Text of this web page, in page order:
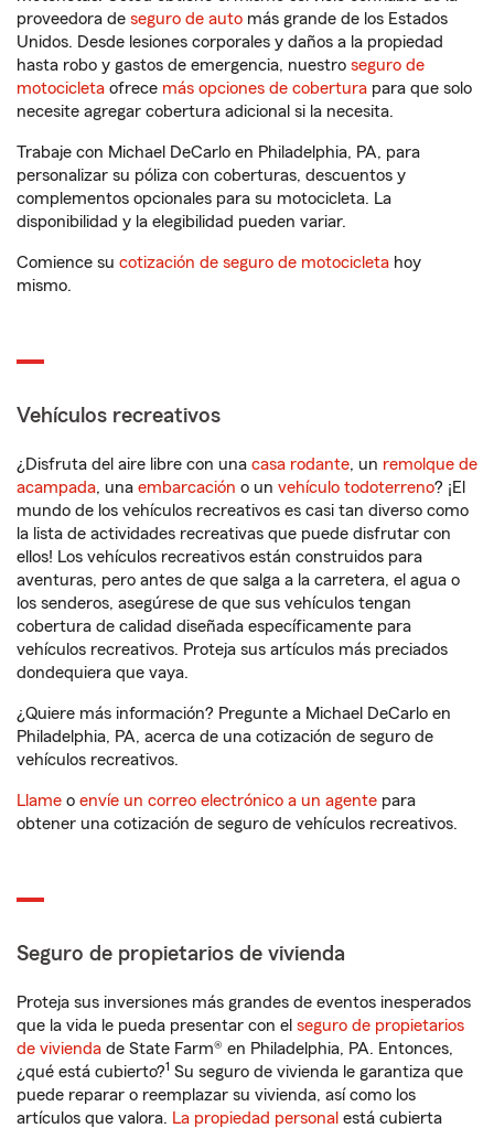
proveedora de seguro de auto más grande de los Estados
Unidos. Desde lesiones corporales y daños a la propiedad
hasta robo y gastos de emergencia, nuestro seguro de
motocicleta ofrece más opciones de cobertura para que solo
necesite agregar cobertura adicional si la necesita.
Trabaje con Michael DeCarlo en Philadelphia, PA, para
personalizar su póliza con coberturas, descuentos y
complementos opcionales para su motocicleta. La
disponibilidad y la elegibilidad pueden variar.
Comience su cotización de seguro de motocicleta hoy
mismo.
Vehículos recreativos
¿Disfruta del aire libre con una casa rodante, un remolque de
acampada, una embarcación o un vehículo todoterreno? ¡El
mundo de los vehículos recreativos es casi tan diverso como
la lista de actividades recreativas que puede disfrutar con
ellos! Los vehículos recreativos están construidos para
aventuras, pero antes de que salga a la carretera, el agua o
los senderos, asegúrese de que sus vehículos tengan
cobertura de calidad diseñada específicamente para
vehículos recreativos. Proteja sus artículos más preciados
dondequiera que vaya.
¿Quiere más información? Pregunte a Michael DeCarlo en
Philadelphia, PA, acerca de una cotización de seguro de
vehículos recreativos.
Llame o envíe un correo electrónico a un agente para
obtener una cotización de seguro de vehículos recreativos.
Seguro de propietarios de vivienda
Proteja sus inversiones más grandes de eventos inesperados
que la vida le pueda presentar con el seguro de propietarios
de vivienda de State Farm® en Philadelphia, PA. Entonces,
¿qué está cubierto?1 Su seguro de vivienda le garantiza que
puede reparar o reemplazar su vivienda, así como los
artículos que valora. La propiedad personal está cubierta